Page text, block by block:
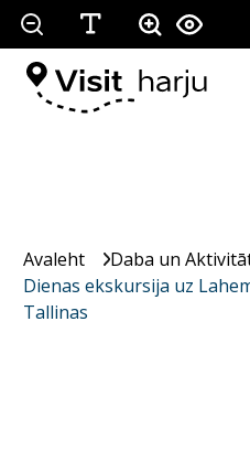
Avaleht Daba un
Dienas ekskursija uz
Tallinas